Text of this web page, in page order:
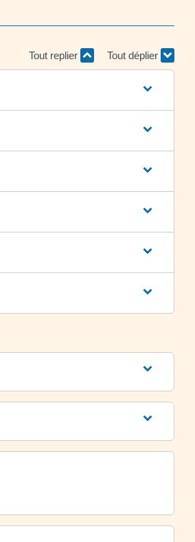
Tout replier Tout déplier